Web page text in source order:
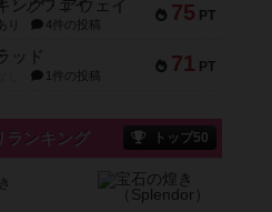
75 PT
ング・アウェイ
り 4件の投稿
71 PT
ッド
1件の投稿
ランキング トップ50